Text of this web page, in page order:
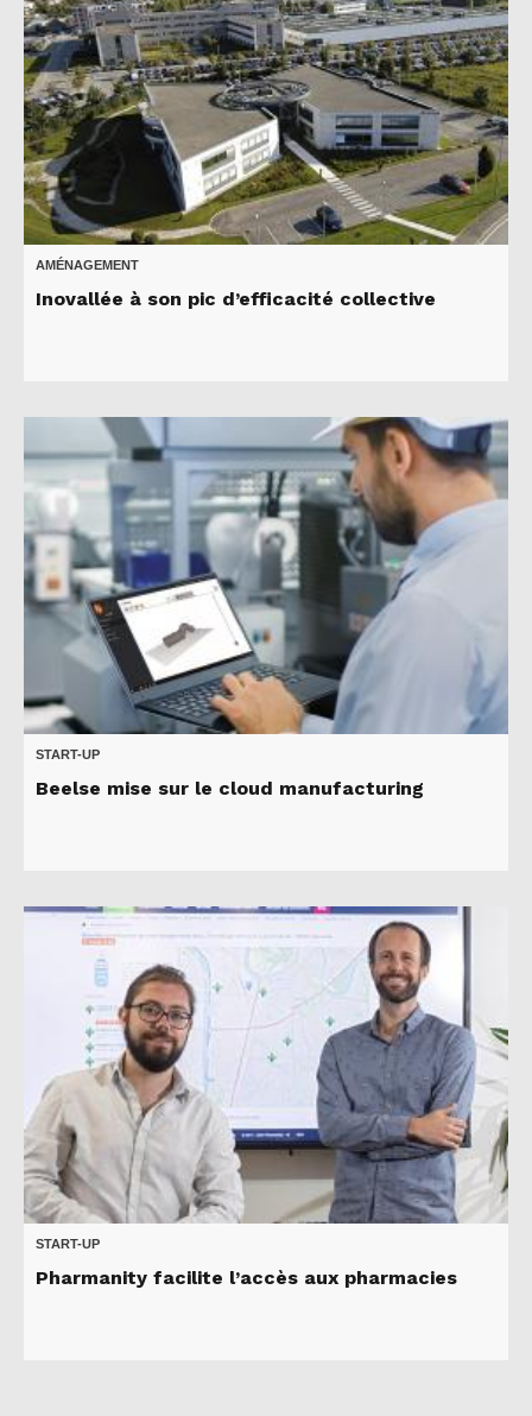
AMÉNAGEMENT
Inovallée à son pic d’efficacité collective
START-UP
Beelse mise sur le cloud manufacturing
START-UP
Pharmanity facilite l’accès aux pharmacies